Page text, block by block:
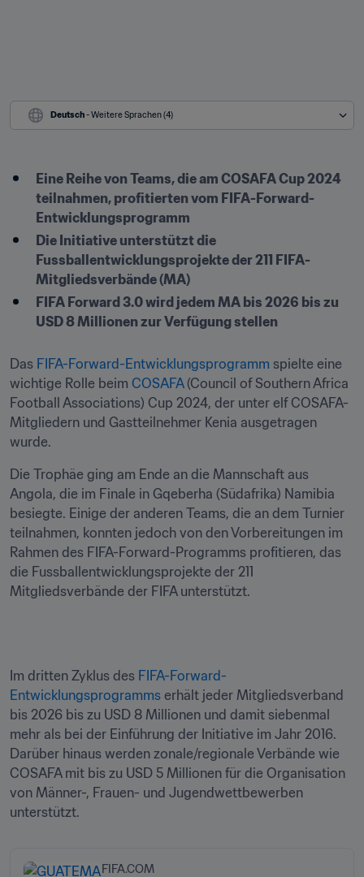
Deutsch - Weitere Sprachen (4)
Eine Reihe von Teams, die am COSAFA Cup 2024
teilnahmen, profitierten vom FIFA-Forward-
Entwicklungsprogramm
Die Initiative unterstützt die
Fussballentwicklungsprojekte der 211 FIFA-
Mitgliedsverbände (MA)
FIFA Forward 3.0 wird jedem MA bis 2026 bis zu
USD 8 Millionen zur Verfügung stellen
Das FIFA-Forward-Entwicklungsprogramm spielte eine
wichtige Rolle beim COSAFA (Council of Southern Africa
Football Associations) Cup 2024, der unter elf COSAFA-
Mitgliedern und Gastteilnehmer Kenia ausgetragen
wurde.
Die Trophäe ging am Ende an die Mannschaft aus
Angola, die im Finale in Gqeberha (Südafrika) Namibia
besiegte. Einige der anderen Teams, die an dem Turnier
teilnahmen, konnten jedoch von den Vorbereitungen im
Rahmen des FIFA-Forward-Programms profitieren, das
die Fussballentwicklungsprojekte der 211
Mitgliedsverbände der FIFA unterstützt.
Im dritten Zyklus des FIFA-Forward-
Entwicklungsprogramms erhält jeder Mitgliedsverband
bis 2026 bis zu USD 8 Millionen und damit siebenmal
mehr als bei der Einführung der Initiative im Jahr 2016.
Darüber hinaus werden zonale/regionale Verbände wie
COSAFA mit bis zu USD 5 Millionen für die Organisation
von Männer-, Frauen- und Jugendwettbewerben
unterstützt.
FIFA.COM